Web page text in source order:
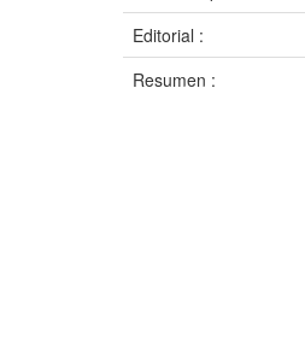
Editorial :
Resumen :